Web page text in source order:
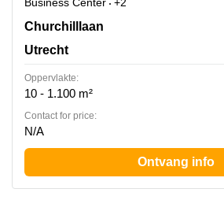
Churchilllaan 11, Utrecht
Churchilllaan
Utrecht
Oppervlakte:
10 - 1.100 m²
Contact for price:
N/A
Ontvang info